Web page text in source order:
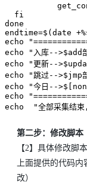
get_content
fi
done
endtime=$(date
echo
echo "入库-->$add
echo "更新--
echo "跳过-->$jmp
echo "今日--
echo
echo  "全部采集
第二步：修改脚本
【2】具体修改脚
上面提供的代码
改）